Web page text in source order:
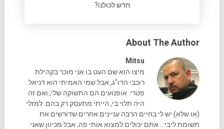
חדש לכולנו?
About The Author
Mitsu
מיצו הוא שם העט בו אני מוכר בקהילת
רוכבי הדו"ג, אבל שמי האמיתי הוא דניאל
פטרי. אופנועים הם התשוקה שלי, ואם זה
היה תלוי בי, הייתי מתעסק רק בהם. למזלי
(או שלא) יש לי בחיים הרבה עניינים אחרים שדורשים את
תשומת ליבי... אתם יכולים למצוא אותי פה, אבל מכיוון שאני